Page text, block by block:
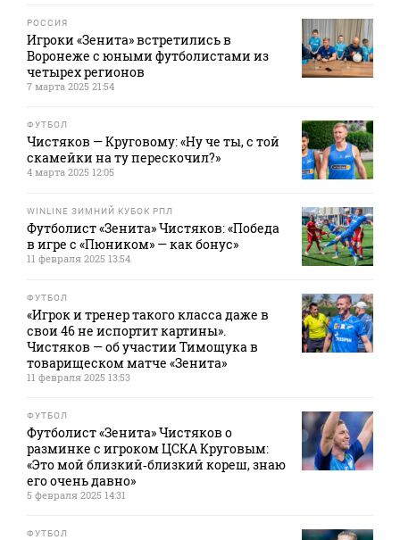
РОССИЯ
Игроки «Зенита» встретились в
Воронеже с юными футболистами из
четырех регионов
7 марта 2025 21:54
ФУТБОЛ
Чистяков — Круговому: «Ну че ты, с той
скамейки на ту перескочил?»
4 марта 2025 12:05
WINLINE ЗИМНИЙ КУБОК РПЛ
Футболист «Зенита» Чистяков: «Победа
в игре с «Пюником» — как бонус»
11 февраля 2025 13:54
ФУТБОЛ
«Игрок и тренер такого класса даже в
свои 46 не испортит картины».
Чистяков — об участии Тимощука в
товарищеском матче «Зенита»
11 февраля 2025 13:53
ФУТБОЛ
Футболист «Зенита» Чистяков о
разминке с игроком ЦСКА Круговым:
«Это мой близкий‑близкий кореш, знаю
его очень давно»
5 февраля 2025 14:31
ФУТБОЛ